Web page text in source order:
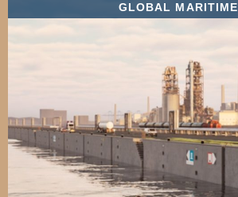
GLOBAL MARITIME